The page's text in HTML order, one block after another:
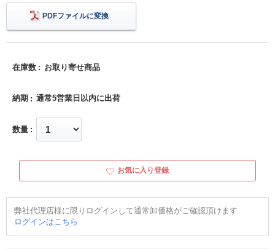
PDFファイルに変換
在庫数 お取り寄せ商品
納期 通常5営業日以内に出荷
数量
お気に入り登録
弊社代理店様に限りログインして通常卸価格がご確認頂けます
ログインはこちら